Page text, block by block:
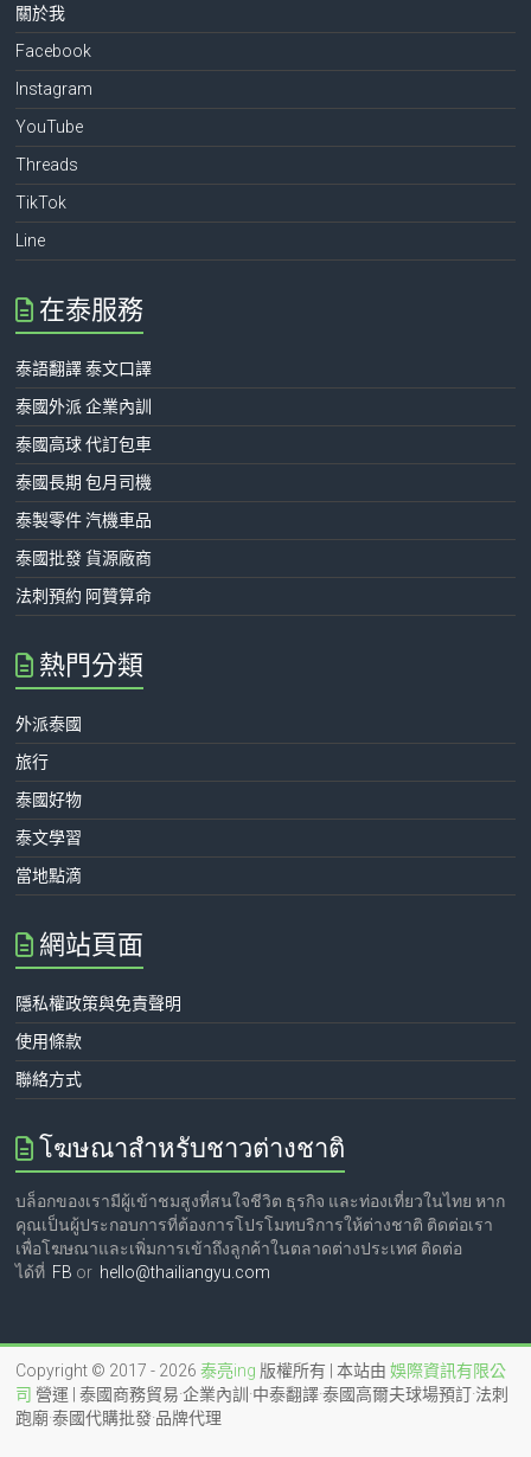
關於我
Facebook
Instagram
YouTube
Threads
TikTok
Line
在泰服務
泰語翻譯 泰文口譯
泰國外派 企業內訓
泰國高球 代訂包車
泰國長期 包月司機
泰製零件 汽機車品
泰國批發 貨源廠商
法刺預約 阿贊算命
熱門分類
外派泰國
旅行
泰國好物
泰文學習
當地點滴
網站頁面
隱私權政策與免責聲明
使用條款
聯絡方式
โฆษณาสำหรับชาวต่างชาติ
บล็อกของเรามีผู้เข้าชมสูงที่สนใจชีวิต ธุรกิจ และท่องเที่ยวในไทย หาก
คุณเป็นผู้ประกอบการที่ต้องการโปรโมทบริการให้ต่างชาติ ติดต่อเรา
เพื่อโฆษณาและเพิ่มการเข้าถึงลูกค้าในตลาดต่างประเทศ ติดต่อ
ได้ที่ FB or hello@thailiangyu.com
Copyright © 2017 - 2026泰亮ing 版權所有 | 本站由娛際資訊有限公
司 營運 | 泰國商務貿易·企業內訓·中泰翻譯·泰國高爾夫球場預訂·法刺
跑廟·泰國代購批發·品牌代理